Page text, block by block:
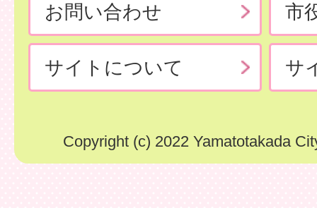
お問い合わせ 市
サイトについて サ
Copyright (c) 2022 Yamatotakada